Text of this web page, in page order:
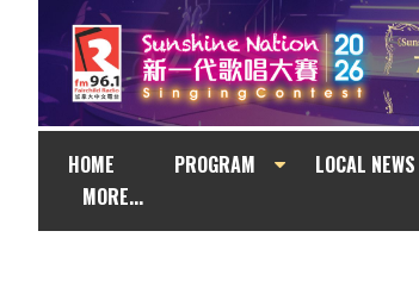
HOME PROGRAM LOCAL NEWS
MORE...